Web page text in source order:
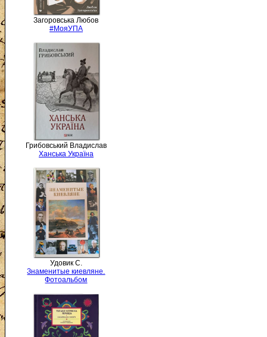
Загоровська Любов
#МояУПА
Грибовський Владислав
Ханська Україна
Удовик С.
Знаменитые киевляне.
Фотоальбом